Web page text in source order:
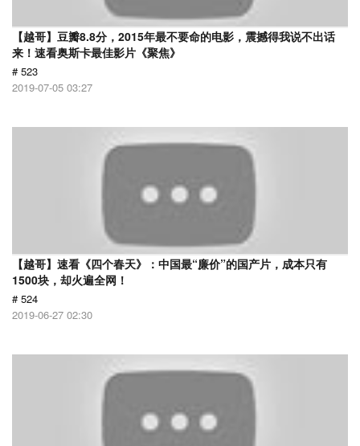
【越哥】豆瓣8.8分，2015年最不要命的电影，震撼得我说不出话
来！速看奥斯卡最佳影片《聚焦》
# 523
2019-07-05 03:27
【越哥】速看《四个春天》：中国最“廉价”的国产片，成本只有
1500块，却火遍全网！
# 524
2019-06-27 02:30